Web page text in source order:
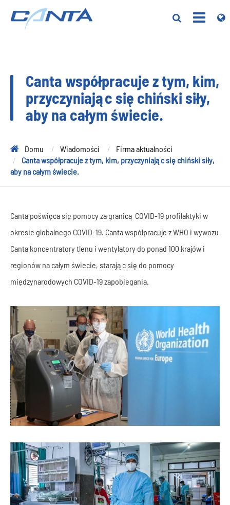
Canta współpracuje z tym, kim,
przyczyniając się chiński siły,
aby na całym świecie.
Domu Wiadomości
Firma aktualności
Canta współpracuje z tym, kim, przyczyniając się chiński siły,
aby na całym świecie.
Canta poświęca się pomocy za granicą COVID-19 profilaktyki w
okresie globalnego COVID-19. Canta współpracuje z WHO i wywozu
Canta koncentratory tlenu i wentylatory do ponad 100 krajów i
regionów na całym świecie, starając się do pomocy
międzynarodowych COVID-19 zapobiegania.